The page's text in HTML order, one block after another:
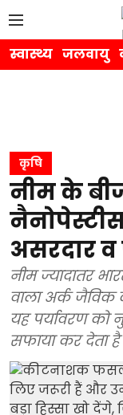
स्वास्थ्य जलवायु
कृषि
नीम के
असरदार
नीम ज्यादातर
वाला अर्क
यह पर्यावरण को
सफाया कर देता है